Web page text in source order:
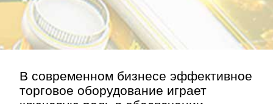
В современном бизнесе эффективное
торговое оборудование играет
Контакт»